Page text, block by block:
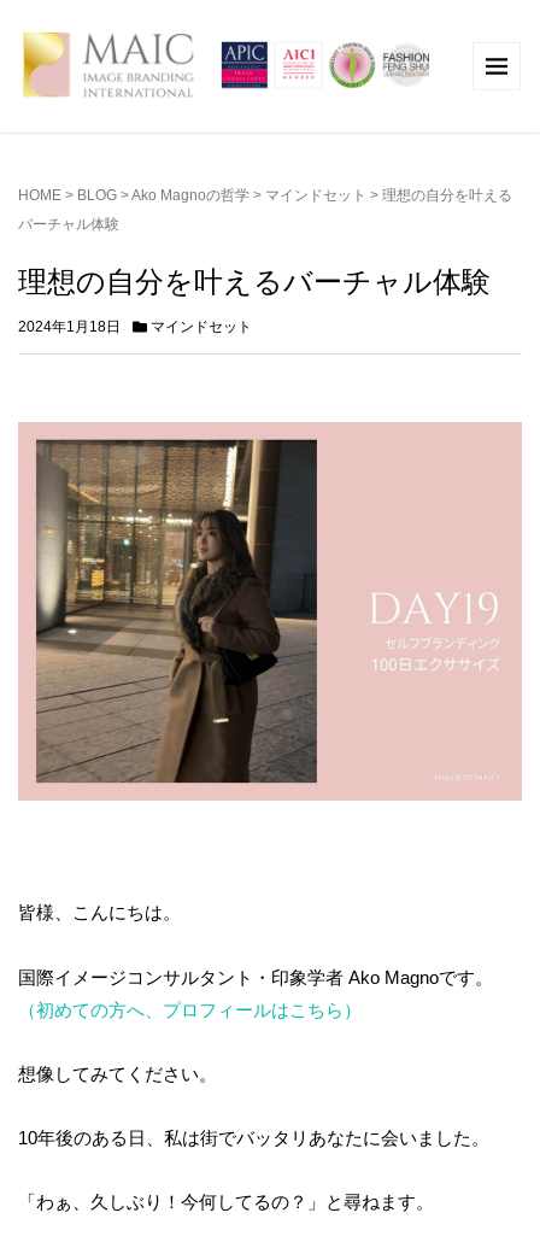
HOME > BLOG >Ako Magnoの哲学 > マインドセット > 理想の自分を叶える
バーチャル体験
理想の自分を叶えるバーチャル体験
2024年1月18日 マインドセット
皆様、こんにちは。
国際イメージコンサルタント・印象学者 Ako Magnoです。
（初めての方へ、プロフィールはこちら）
想像してみてください。
10年後のある日、私は街でバッタリあなたに会いました。
「わぁ、久しぶり！今何してるの？」と尋ねます。